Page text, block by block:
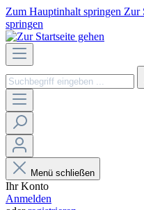
Zum Hauptinhalt springen Zur
springen
Menü schließen
Ihr Konto
Anmelden